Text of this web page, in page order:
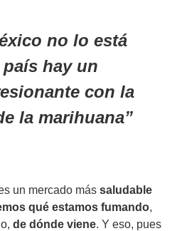
no lo está
hay un
con la
la marihuana
un mercado más saludable
qué estamos fumando,
de dónde viene. Y eso, pues